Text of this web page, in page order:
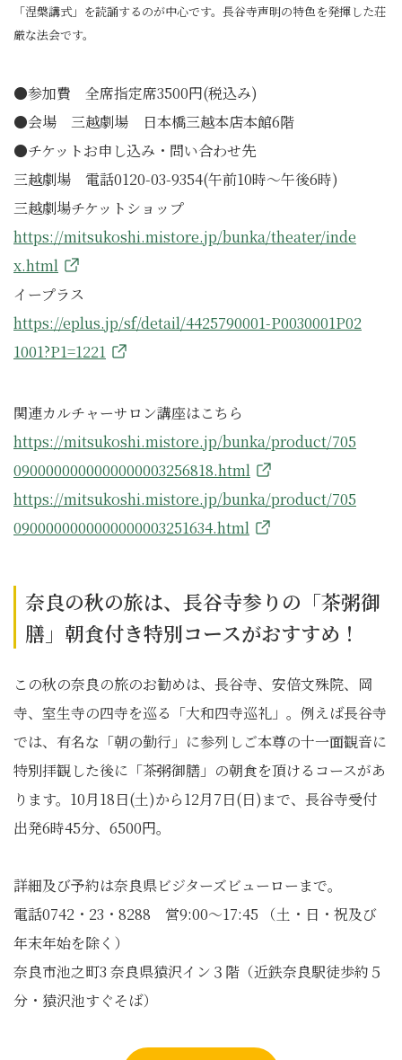
「涅槃講式」を読誦するのが中心です。長谷寺声明の特色を発揮した荘
厳な法会です。
●参加費 全席指定席3500円(税込み)
●会場 三越劇場 日本橋三越本店本館6階
●チケットお申し込み・問い合わせ先
三越劇場 電話0120-03-9354(午前10時〜午後6時)
三越劇場チケットショップ
https://mitsukoshi.mistore.jp/bunka/theater/inde
x.html
イープラス
https://eplus.jp/sf/detail/4425790001-P0030001P02
1001?P1=1221
関連カルチャーサロン講座はこちら
https://mitsukoshi.mistore.jp/bunka/product/705
0900000000000000003256818.html
https://mitsukoshi.mistore.jp/bunka/product/705
0900000000000000003251634.html
奈良の秋の旅は、長谷寺参りの「茶粥御
膳」朝食付き特別コースがおすすめ！
この秋の奈良の旅のお勧めは、長谷寺、安倍文殊院、岡
寺、室生寺の四寺を巡る「大和四寺巡礼」。例えば長谷寺
では、有名な「朝の勤行」に参列しご本尊の十一面観音に
特別拝観した後に「茶粥御膳」の朝食を頂けるコースがあ
ります。10月18日(土)から12月7日(日)まで、長谷寺受付
出発6時45分、6500円。
詳細及び予約は奈良県ビジターズビューローまで。
電話0742・23・8288 営9:00～17:45 （土・日・祝及び
年末年始を除く）
奈良市池之町3 奈良県猿沢イン３階（近鉄奈良駅徒歩約５
分・猿沢池すぐそば）